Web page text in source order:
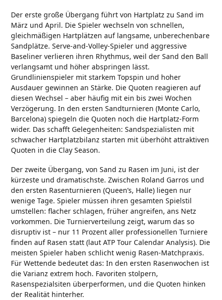
Der erste große Übergang führt von Hartplatz zu Sand im
März und April. Die Spieler wechseln von schnellen,
gleichmäßigen Hartplätzen auf langsame, unberechenbare
Sandplätze. Serve-and-Volley-Spieler und aggressive
Baseliner verlieren ihren Rhythmus, weil der Sand den Ball
verlangsamt und höher abspringen lässt.
Grundlinienspieler mit starkem Topspin und hoher
Ausdauer gewinnen an Stärke. Die Quoten reagieren auf
diesen Wechsel – aber häufig mit ein bis zwei Wochen
Verzögerung. In den ersten Sandturnieren (Monte Carlo,
Barcelona) spiegeln die Quoten noch die Hartplatz-Form
wider. Das schafft Gelegenheiten: Sandspezialisten mit
schwacher Hartplatzbilanz starten mit überhöht attraktiven
Quoten in die Clay Season.
Der zweite Übergang, von Sand zu Rasen im Juni, ist der
kürzeste und dramatischste. Zwischen Roland Garros und
den ersten Rasenturnieren (Queen’s, Halle) liegen nur
wenige Tage. Spieler müssen ihren gesamten Spielstil
umstellen: flacher schlagen, früher angreifen, ans Netz
vorkommen. Die Turnierverteilung zeigt, warum das so
disruptiv ist – nur 11 Prozent aller professionellen Turniere
finden auf Rasen statt (laut ATP Tour Calendar Analysis). Die
meisten Spieler haben schlicht wenig Rasen-Matchpraxis.
Für Wettende bedeutet das: In den ersten Rasenwochen ist
die Varianz extrem hoch. Favoriten stolpern,
Rasenspezialsiten überperformen, und die Quoten hinken
der Realität hinterher.